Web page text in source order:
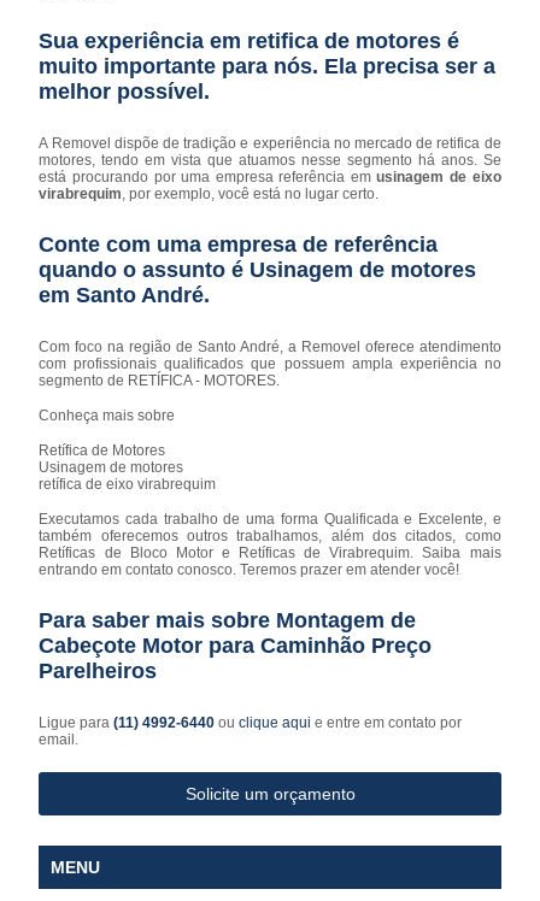
Sua experiência em retifica de motores é
muito importante para nós. Ela precisa ser a
melhor possível.
A Removel dispõe de tradição e experiência no mercado de retifica de
motores, tendo em vista que atuamos nesse segmento há anos. Se
está procurando por uma empresa referência emusinagem de eixo
virabrequim , por exemplo, você está no lugar certo.
Conte com uma empresa de referência
quando o assunto é Usinagem de motores
em Santo André.
Com foco na região de Santo André, a Removel oferece atendimento
com profissionais qualificados que possuem ampla experiência no
segmento de RETÍFICA - MOTORES.
Conheça mais sobre
Retífica de Motores
Usinagem de motores
retífica de eixo virabrequim
Executamos cada trabalho de uma forma Qualificada e Excelente, e
também oferecemos outros trabalhamos, além dos citados, como
Retíficas de Bloco Motor e Retíficas de Virabrequim. Saiba mais
entrando em contato conosco. Teremos prazer em atender você!
Para saber mais sobre Montagem de
Cabeçote Motor para Caminhão Preço
Parelheiros
Ligue para(11) 4992-6440ouclique aqui e entre em contato por
email.
Solicite um orçamento
MENU